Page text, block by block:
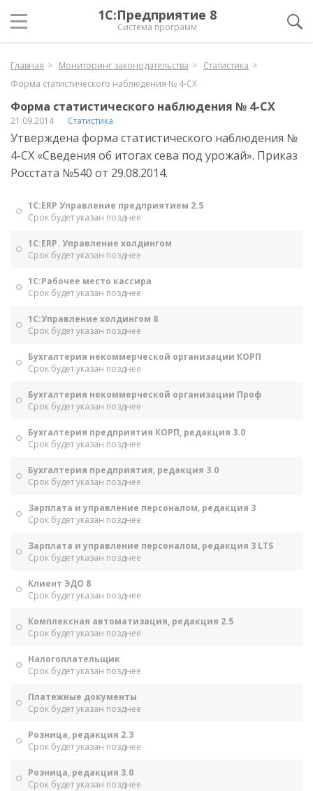
1С:Предприятие 8
Система программ
Главная Мониторинг законодательства
Статистика
Форма статистического наблюдения № 4-СХ
Форма статистического наблюдения № 4-СХ
21.09.2014 Статистика
Утверждена форма статистического наблюдения №
4-СХ «Сведения об итогах сева под урожай». Приказ
Росстата №540 от 29.08.2014.
1С:ERP Управление предприятием 2.5
Срок будет указан позднее
1С:ERP. Управление холдингом
Срок будет указан позднее
1С:Рабочее место кассира
Срок будет указан позднее
1С:Управление холдингом 8
Срок будет указан позднее
Бухгалтерия некоммерческой организации КОРП
Срок будет указан позднее
Бухгалтерия некоммерческой организации Проф
Срок будет указан позднее
Бухгалтерия предприятия КОРП, редакция 3.0
Срок будет указан позднее
Бухгалтерия предприятия, редакция 3.0
Срок будет указан позднее
Зарплата и управление персоналом, редакция 3
Срок будет указан позднее
Зарплата и управление персоналом, редакция 3 LTS
Срок будет указан позднее
Клиент ЭДО 8
Срок будет указан позднее
Комплексная автоматизация, редакция 2.5
Срок будет указан позднее
Налогоплательщик
Срок будет указан позднее
Платежные документы
Срок будет указан позднее
Розница, редакция 2.3
Срок будет указан позднее
Розница, редакция 3.0
Срок будет указан позднее